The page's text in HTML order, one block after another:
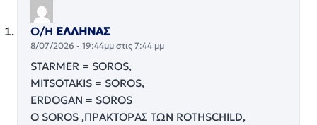
Ο/Η ΕΛΛΗΝΑΣ
8/07/2026 - 19:44μμ στις 7:44 μμ
STARMER = SOROS,
MITSOTAKIS = SOROS,
ERDOGAN = SOROS
O SOROS ,ΠΡΑΚΤΟΡΑΣ ΤΩΝ ROTHSCHILD,